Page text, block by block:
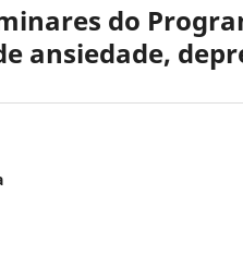
do
ansiedade,